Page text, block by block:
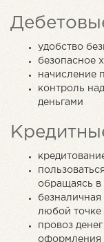
удобство
безопасное
начисление
контроль
деньгами
обращаясь в
безналичная
любой точке
провоз
оформления